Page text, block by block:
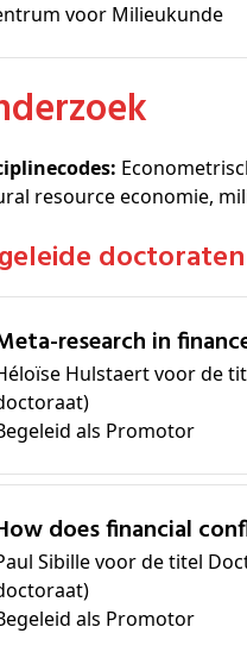
voor Milieukunde
resource economie,
doctoraten
Meta-research in
Hulstaert voor de
als Promotor
How does financial
Sibille voor de titel
als Promotor